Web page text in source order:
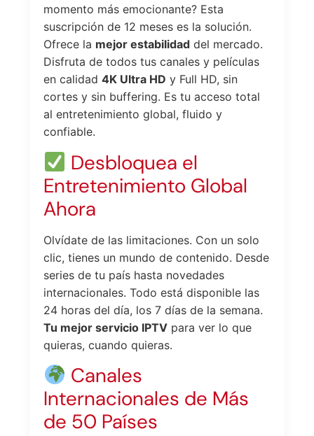
momento más emocionante? Esta
suscripción de 12 meses es la solución.
Ofrece la mejor estabilidad del mercado.
Disfruta de todos tus canales y películas
en calidad4K Ultra HD y Full HD, sin
cortes y sin buffering. Es tu acceso total
al entretenimiento global, fluido y
confiable.
Desbloquea el
Entretenimiento Global
Ahora
Olvídate de las limitaciones. Con un solo
clic, tienes un mundo de contenido. Desde
series de tu país hasta novedades
internacionales. Todo está disponible las
24 horas del día, los 7 días de la semana.
Tu mejor servicio IPTV para ver lo que
quieras, cuando quieras.
Canales
Internacionales de Más
de 50 Países